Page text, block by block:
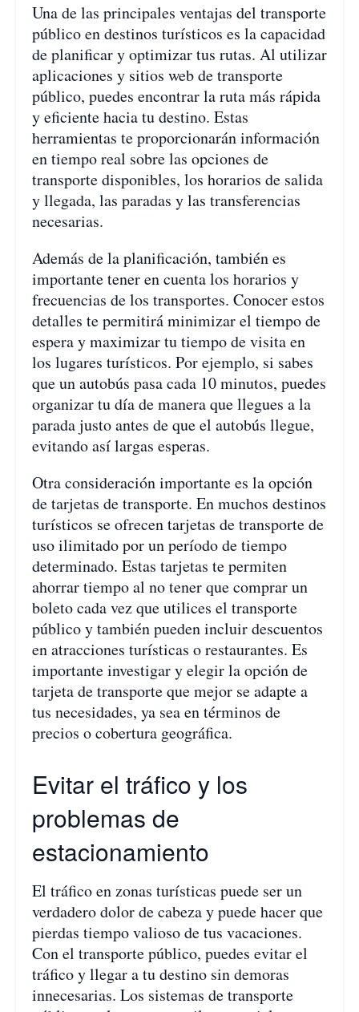
Una de las principales ventajas del transporte
público en destinos turísticos es la capacidad
de planificar y optimizar tus rutas. Al utilizar
aplicaciones y sitios web de transporte
público, puedes encontrar la ruta más rápida
y eficiente hacia tu destino. Estas
herramientas te proporcionarán información
en tiempo real sobre las opciones de
transporte disponibles, los horarios de salida
y llegada, las paradas y las transferencias
necesarias.
Además de la planificación, también es
importante tener en cuenta los horarios y
frecuencias de los transportes. Conocer estos
detalles te permitirá minimizar el tiempo de
espera y maximizar tu tiempo de visita en
los lugares turísticos. Por ejemplo, si sabes
que un autobús pasa cada 10 minutos, puedes
organizar tu día de manera que llegues a la
parada justo antes de que el autobús llegue,
evitando así largas esperas.
Otra consideración importante es la opción
de tarjetas de transporte. En muchos destinos
turísticos se ofrecen tarjetas de transporte de
uso ilimitado por un período de tiempo
determinado. Estas tarjetas te permiten
ahorrar tiempo al no tener que comprar un
boleto cada vez que utilices el transporte
público y también pueden incluir descuentos
en atracciones turísticas o restaurantes. Es
importante investigar y elegir la opción de
tarjeta de transporte que mejor se adapte a
tus necesidades, ya sea en términos de
precios o cobertura geográfica.
Evitar el tráfico y los
problemas de
estacionamiento
El tráfico en zonas turísticas puede ser un
verdadero dolor de cabeza y puede hacer que
pierdas tiempo valioso de tus vacaciones.
Con el transporte público, puedes evitar el
tráfico y llegar a tu destino sin demoras
innecesarias. Los sistemas de transporte